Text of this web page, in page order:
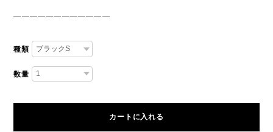
————————————
種類
数量
カートに入れる